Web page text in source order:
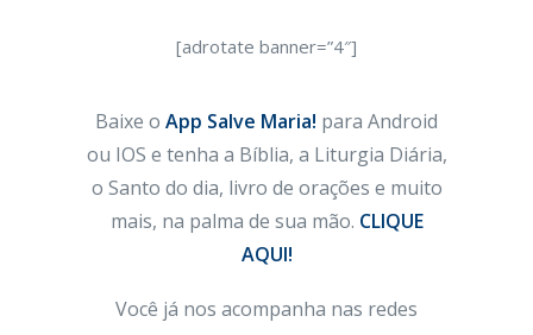
[adrotate banner=”4″]
Baixe o App Salve Maria! para Android
ou IOS e tenha a Bíblia, a Liturgia Diária,
o Santo do dia, livro de orações e muito
mais, na palma de sua mão. CLIQUE
AQUI!
Você já nos acompanha nas redes